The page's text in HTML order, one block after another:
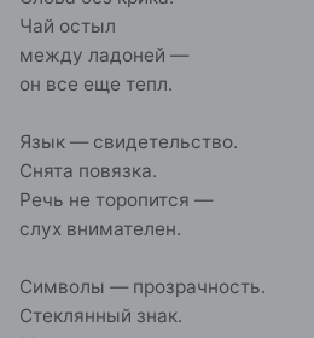
Чай остыл
между ладоней —
он все еще тепл.
Язык — свидетельство.
Снята повязка.
Речь не торопится —
слух внимателен.
Символы — прозрачность.
Стеклянный знак.